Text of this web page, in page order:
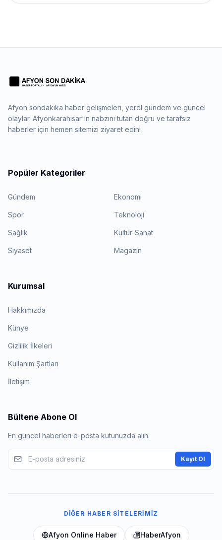
Afyon sondakika haber gelişmeleri, yerel gündem ve güncel
olaylar. Afyonkarahisar'ın nabzını tutan doğru ve tarafsız
haberler için hemen sitemizi ziyaret edin!
Popüler Kategoriler
Gündem Ekonomi
Spor Teknoloji
Sağlık Kültür-Sanat
Siyaset Magazin
Kurumsal
Hakkımızda
Künye
Gizlilik İlkeleri
Kullanım Şartları
İletişim
Bültene Abone Ol
En güncel haberleri e-posta kutunuzda alın.
Kayıt Ol
DIĞER HABER SITELERIMIZ
Afyon Online Haber HaberAfyon